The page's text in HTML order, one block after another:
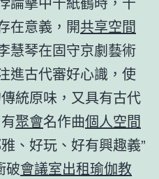
在意義，開共享空間
慧琴在固守京劇藝術
進古代審好心識，使
統原味，又具有古代
聚會名作曲個人空間
、好玩、好有興趣義”
破會議室出租瑜伽教